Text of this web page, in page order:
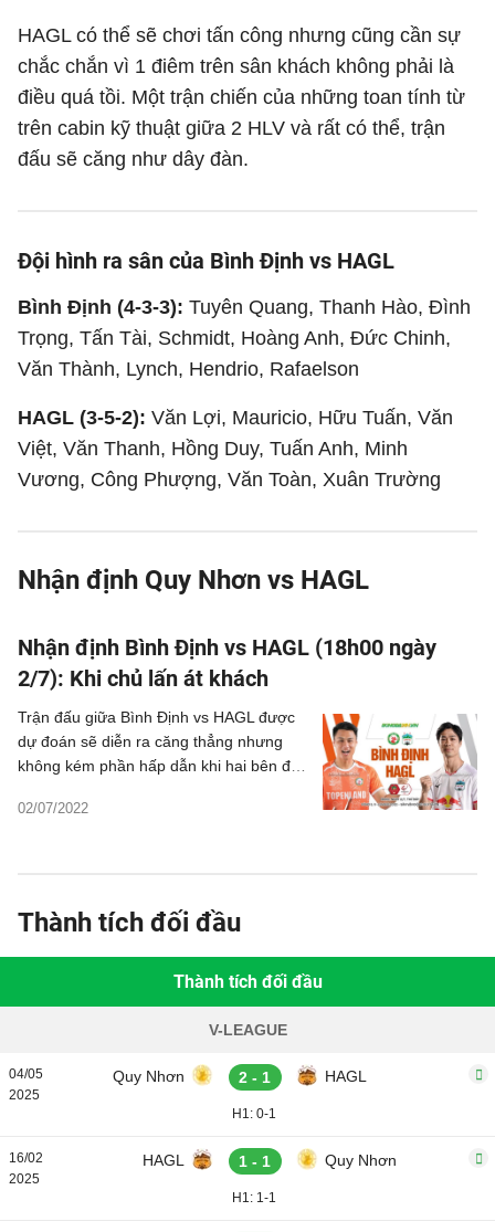
HAGL có thể sẽ chơi tấn công nhưng cũng cần sự
chắc chắn vì 1 điêm trên sân khách không phải là
điều quá tồi. Một trận chiến của những toan tính từ
trên cabin kỹ thuật giữa 2 HLV và rất có thể, trận
đấu sẽ căng như dây đàn.
Đội hình ra sân của Bình Định vs HAGL
Bình Định (4-3-3): Tuyên Quang, Thanh Hào, Đình
Trọng, Tấn Tài, Schmidt, Hoàng Anh, Đức Chinh,
Văn Thành, Lynch, Hendrio, Rafaelson
HAGL (3-5-2): Văn Lợi, Mauricio, Hữu Tuấn, Văn
Việt, Văn Thanh, Hồng Duy, Tuấn Anh, Minh
Vương, Công Phượng, Văn Toàn, Xuân Trường
Nhận định Quy Nhơn vs HAGL
Nhận định Bình Định vs HAGL (18h00 ngày
2/7): Khi chủ lấn át khách
02/07/2022
Trận đấu giữa Bình Định vs HAGL được
dự đoán sẽ diễn ra căng thẳng nhưng
không kém phần hấp dẫn khi hai bên đều
nghiệm thi đấu.
Thành tích đối đầu
Thành tích đối đầu
V-LEAGUE
04/05
2025
Quy Nhơn 2 - 1 HAGL
H1: 0-1
16/02
2025
HAGL 1 - 1 Quy Nhơn
H1: 1-1